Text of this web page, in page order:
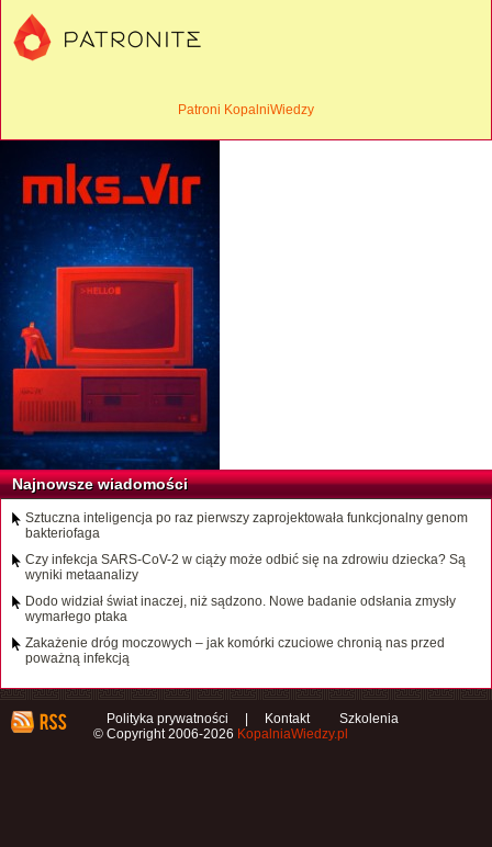
Patroni KopalniWiedzy
Najnowsze wiadomości
Sztuczna inteligencja po raz pierwszy zaprojektowała funkcjonalny genom
bakteriofaga
Czy infekcja SARS-CoV-2 w ciąży może odbić się na zdrowiu dziecka? Są
wyniki metaanalizy
Dodo widział świat inaczej, niż sądzono. Nowe badanie odsłania zmysły
wymarłego ptaka
Zakażenie dróg moczowych – jak komórki czuciowe chronią nas przed
poważną infekcją
Polityka prywatności Kontakt
Szkolenia
© Copyright 2006-2026 KopalniaWiedzy.pl